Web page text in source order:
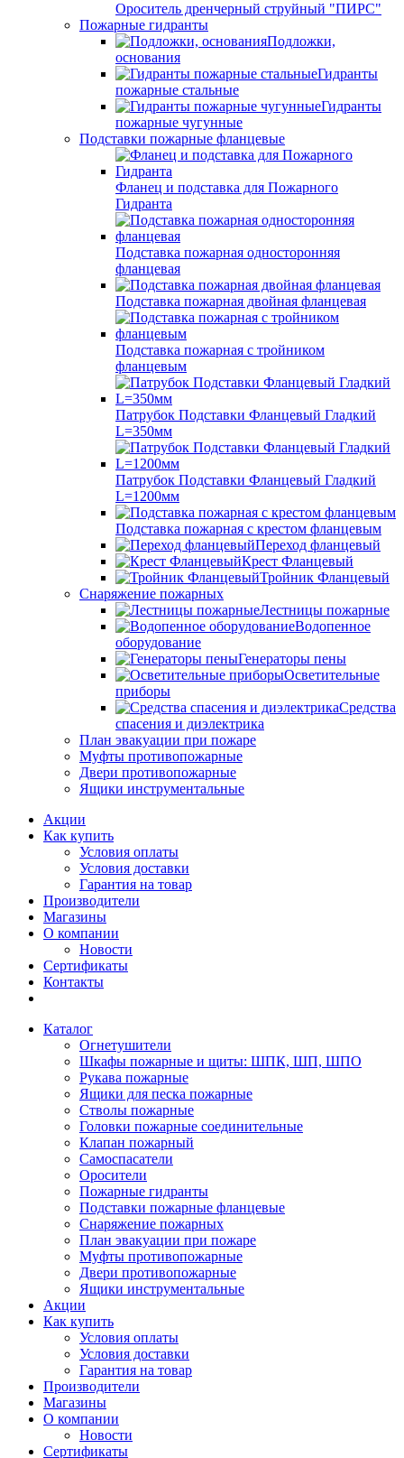
Ороситель дренчерный струйный "ПИРС"
Пожарные гидранты
Подложки,
основания
Гидранты
пожарные стальные
Гидранты
пожарные чугунные
Подставки пожарные фланцевые
Фланец и подставка для Пожарного
Гидранта
Подставка пожарная односторонняя
фланцевая
Подставка пожарная двойная фланцевая
Подставка пожарная с тройником
фланцевым
Патрубок Подставки Фланцевый Гладкий
L=350мм
Патрубок Подставки Фланцевый Гладкий
L=1200мм
Подставка пожарная с крестом фланцевым
Переход фланцевый
Крест Фланцевый
Тройник Фланцевый
Снаряжение пожарных
Лестницы пожарные
Водопенное
оборудование
Генераторы пены
Осветительные
приборы
Средства
спасения и диэлектрика
План эвакуации при пожаре
Муфты противопожарные
Двери противопожарные
Ящики инструментальные
Акции
Как купить
Условия оплаты
Условия доставки
Гарантия на товар
Производители
Магазины
О компании
Новости
Сертификаты
Контакты
Каталог
Огнетушители
Шкафы пожарные и щиты: ШПК, ШП, ШПО
Рукава пожарные
Ящики для песка пожарные
Стволы пожарные
Головки пожарные соединительные
Клапан пожарный
Самоспасатели
Оросители
Пожарные гидранты
Подставки пожарные фланцевые
Снаряжение пожарных
План эвакуации при пожаре
Муфты противопожарные
Двери противопожарные
Ящики инструментальные
Акции
Как купить
Условия оплаты
Условия доставки
Гарантия на товар
Производители
Магазины
О компании
Новости
Сертификаты